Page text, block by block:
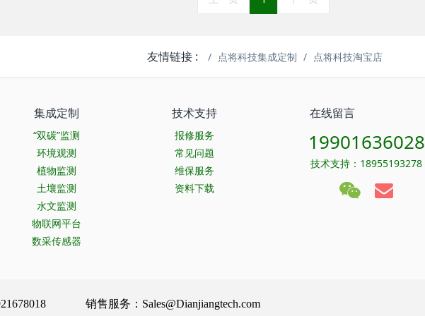
友情链接 : 点将科技集成定制 点将科技淘宝店
集成定制
“双碳”监测
环境观测
植物监测
土壤监测
水文监测
物联网平台
数采传感器
技术支持
报修服务
常见问题
维保服务
资料下载
在线留言
19901636028
技术支持：18955193278
销售服务：Sales@Dianjiangtech.com